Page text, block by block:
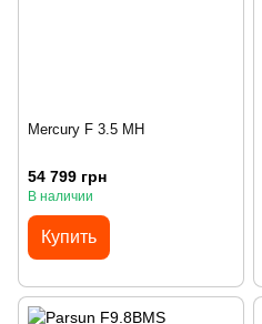
Mercury F 3.5 MH
54 799 грн
В наличии
Купить